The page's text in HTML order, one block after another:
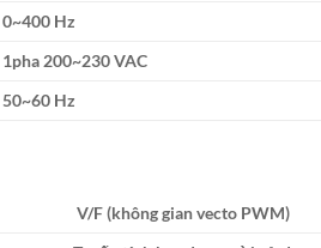
0~400 Hz
1pha 200~230 VAC
50~60 Hz
V/F (không gian vecto PWM)